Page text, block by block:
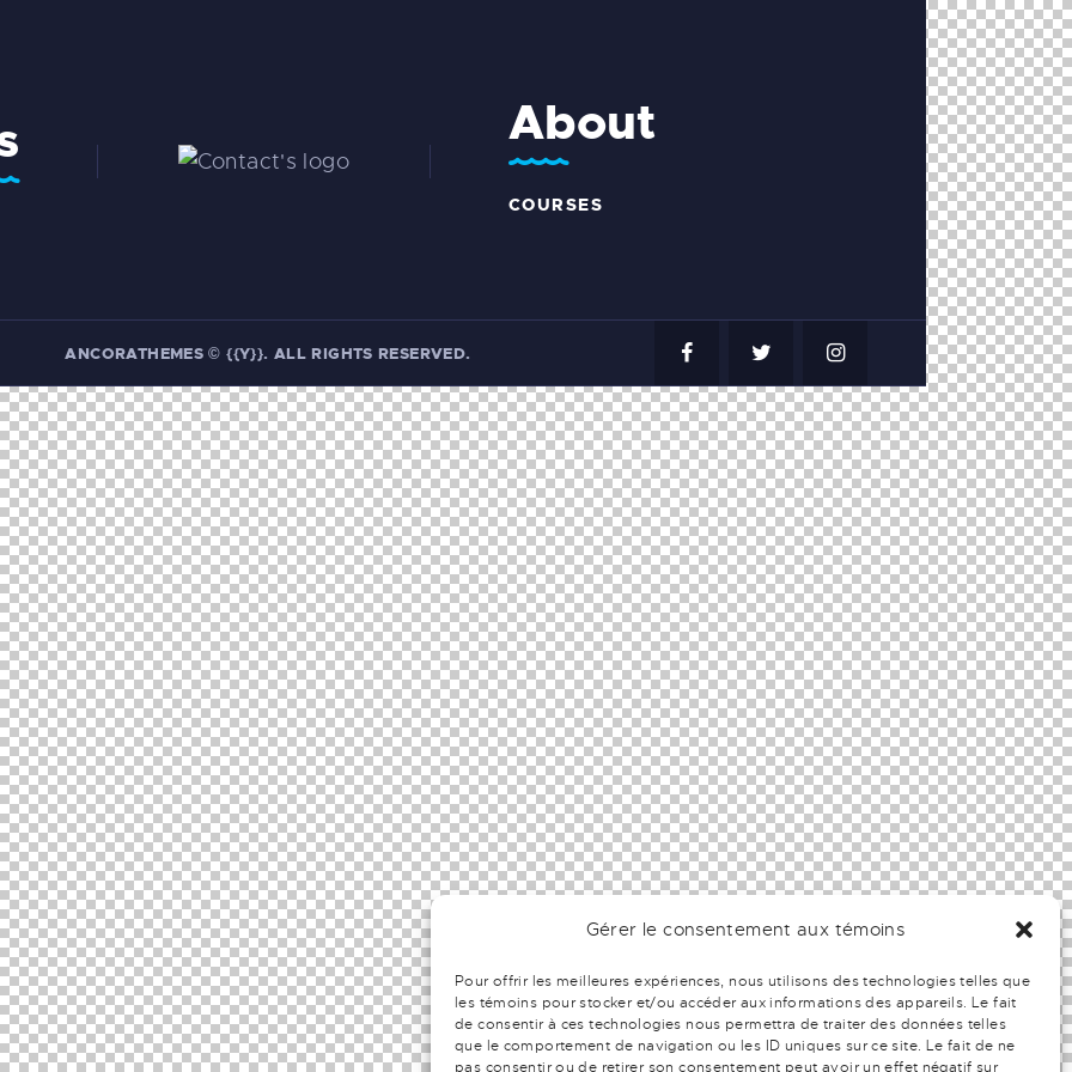
Gérer le consentement aux témoins
Pour offrir les meilleures expériences, nous utilisons des technologies telles que
les témoins pour stocker et/ou accéder aux informations des appareils. Le fait
de consentir à ces technologies nous permettra de traiter des données telles
que le comportement de navigation ou les ID uniques sur ce site. Le fait de ne
pas consentir ou de retirer son consentement peut avoir un effet négatif sur
About
COURSES
ANCORATHEMES © {{Y}}. ALL RIGHTS RESERVED.